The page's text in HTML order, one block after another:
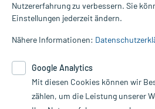
Alle Preise gelten inkl. MwSt., ggf. zzgl.
Informationen auf dieser Website
die Untersuchung und Behandlung
Therapien eingeleitet werden können. |
Google Analytics. Lesen Sie bitte dazu
unserer Datenschutzerklärung. Für den
nutzen Sie das Formular:
Nutzererfahrung zu verbessern. Sie
Einstellungen jederzeit ändern.
Nähere Informationen:
Google Analytics
Mit diesen Cookies können wir
zählen, um die Leistung unserer